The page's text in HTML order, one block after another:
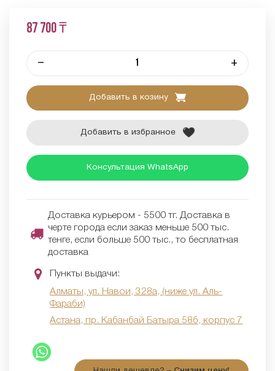
87 700 ₸
– +
Добавить в козину
Добавить в избранное
Консультация WhatsApp
Доставка курьером - 5500 тг. Доставка в
черте города если заказ меньше 500 тыс.
тенге, если больше 500 тыс., то бесплатная
доставка
Пункты выдачи:
Алматы, ул. Навои, 328а, (ниже ул. Аль-
Фараби)
Астана, пр. Кабанбай Батыра 58б, корпус 7